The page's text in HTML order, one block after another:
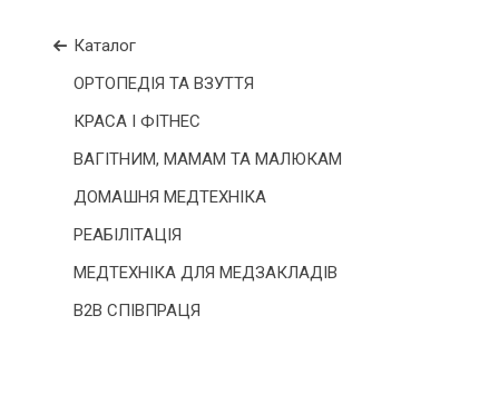
Каталог
ОРТОПЕДІЯ ТА ВЗУТТЯ
КРАСА І ФІТНЕС
ВАГІТНИМ, МАМАМ ТА МАЛЮКАМ
ДОМАШНЯ МЕДТЕХНІКА
РЕАБІЛІТАЦІЯ
МЕДТЕХНІКА ДЛЯ МЕДЗАКЛАДІВ
B2B СПІВПРАЦЯ